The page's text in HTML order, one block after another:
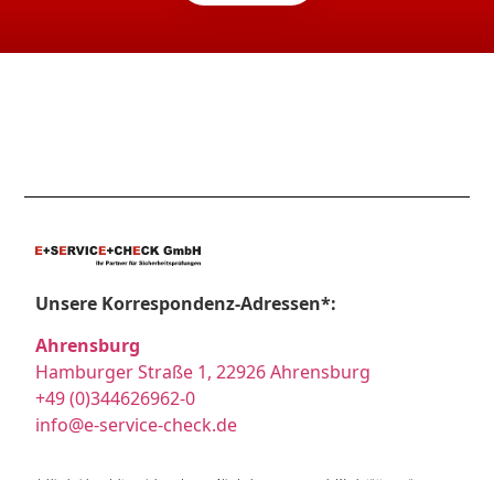
Unsere Korrespondenz-Adressen*:
Ahrensburg
Hamburger Straße 1, 22926 Ahrensburg
+49 (0)344626962-0
info@e-service-check.de